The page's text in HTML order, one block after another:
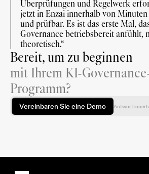
Überprüfungen und Regelwerk
jetzt in Enzai innerhalb von
und prüfbar. Es ist das erste Mal,
Governance betriebsbereit anfühlt,
theoretisch.“
Bereit, um zu beginnen
mit Ihrem KI-
Programm?
Vereinbaren Sie eine Demo Antwort